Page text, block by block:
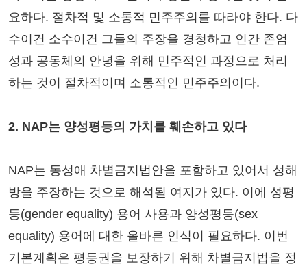
요하다. 절차적 및 소통적 민주주의를 따라야 한다. 다
수이건 소수이건 그들의 주장을 경청하고 인간 존엄
성과 공동체의 안녕을 위해 민주적인 과정으로 처리
하는 것이 절차적이며 소통적인 민주주의이다.
2. NAP는 양성평등의 가치를 훼손하고 있다
NAP는 동성애 차별금지법안을 포함하고 있어서 성해
방을 주장하는 것으로 해석될 여지가 있다. 이에 성평
등(gender equality) 용어 사용과 양성평등(sex
equality) 용어에 대한 올바른 인식이 필요하다. 이번
기본계획은 평등권을 보장하기 위해 차별금지법을 정